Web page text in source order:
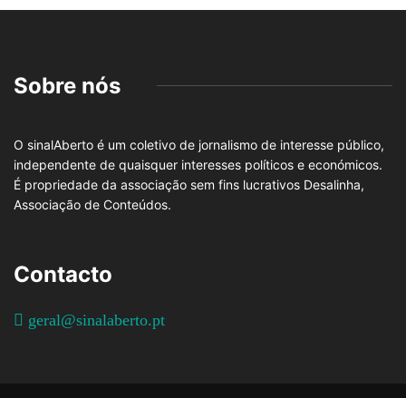
Sobre nós
O sinalAberto é um coletivo de jornalismo de interesse público,
independente de quaisquer interesses políticos e económicos.
É propriedade da associação sem fins lucrativos Desalinha,
Associação de Conteúdos.
Contacto
geral@sinalaberto.pt